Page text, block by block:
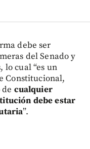
debe ser
del Senado y
lo cual “es un
Constitucional,
cualquier
debe estar
”.